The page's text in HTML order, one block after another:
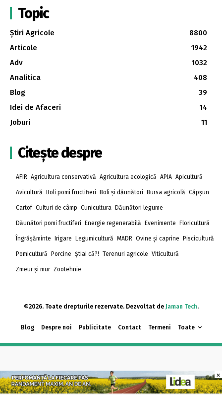
Topic
Știri Agricole
8800
Articole
1942
Adv
1032
Analitica
408
Blog
39
Idei de Afaceri
14
Joburi
11
Citește despre
AFIR Agricultura conservativă Agricultura ecologică APIA Apicultură
Avicultură Boli pomi fructifieri Boli și dăunători Bursa agricolă Căpșun
Cartof Culturi de câmp Cunicultura Dăunători legume
Dăunători pomi fructiferi Energie regenerabilă Evenimente Floricultură
Îngrășăminte Irigare Legumicultură MADR Ovine și caprine Piscicultură
Pomicultură Porcine Știai că?! Terenuri agricole Viticultură
Zmeur și mur Zootehnie
©2026. Toate drepturile rezervate. Dezvoltat de Jaman Tech.
Blog Despre noi Publicitate Contact Termeni Toate
×
×